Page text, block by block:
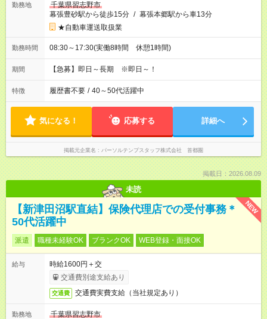
勤務地
千葉県習志野市
幕張豊砂駅から徒歩15分 / 幕張本郷駅から車13分
★自動車運送取扱業
勤務時間 08:30～17:30(実働8時間 休憩1時間)
期間 【急募】即日～長期 ※即日～！
特徴 履歴書不要 / 40～50代活躍中
気になる！ 応募する 詳細へ
掲載元企業名 パーソルテンプスタッフ株式会社 首都圏
掲載日：2026.08.09
未読
NEW
【新津田沼駅直結】保険代理店での受付事務＊
50代活躍中
派遣 職種未経験OK ブランクOK WEB登録・面接OK
給与
時給1600円＋交
交通費別途支給あり
交通費 交通費実費支給（当社規定あり）
勤務地
千葉県習志野市